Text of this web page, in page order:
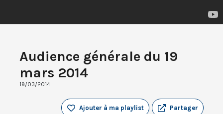
Audience générale du 19
mars 2014
19/03/2014
Partager
Ajouter à ma playlist